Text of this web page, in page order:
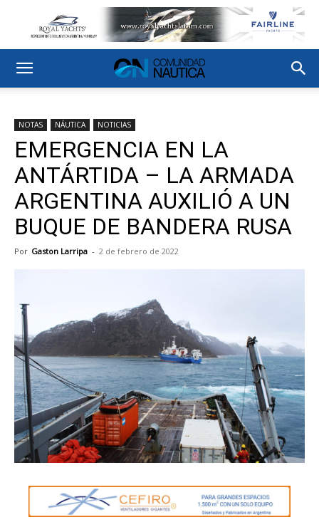
NOTAS NÁUTICA NOTICIAS
EMERGENCIA EN LA
ANTÁRTIDA – LA ARMADA
ARGENTINA AUXILIÓ A UN
BUQUE DE BANDERA RUSA
Por Gaston Larripa - 2 de febrero de 2022